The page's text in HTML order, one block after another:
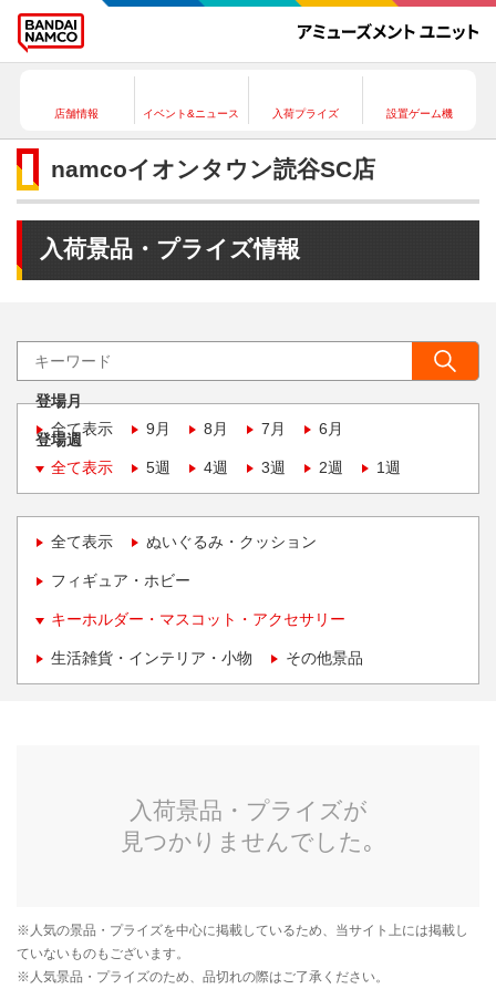
店舗情報 イベント&ニュース 入荷プライズ 設置ゲーム機
namcoイオンタウン読谷SC店
入荷景品・プライズ情報
登場月
全て表示
9月 8月 7月 6月
登場週
全て表示
5週 4週 3週 2週 1週
全て表示 ぬいぐるみ・クッション
フィギュア・ホビー
キーホルダー・マスコット・アクセサリー
生活雑貨・インテリア・小物 その他景品